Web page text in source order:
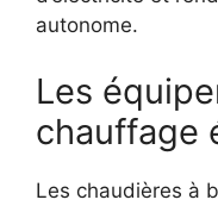
autonome.
Les
chauffage
Les chaudières à